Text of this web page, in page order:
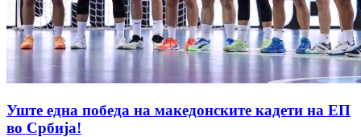
Уште една победа на македонските кадети на ЕП
во Србија!